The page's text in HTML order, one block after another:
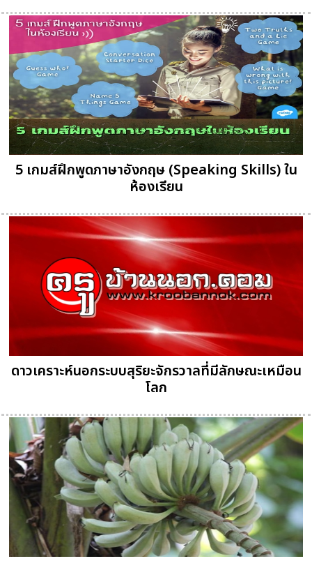
5 เกมส์ฝึกพูดภาษาอังกฤษ (Speaking Skills) ใน
ห้องเรียน
ดาวเคราะห์นอกระบบสุริยะจักรวาลที่มีลักษณะเหมือน
โลก